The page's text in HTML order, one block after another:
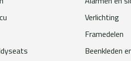
Verlichting
Framedelen
Beenkleden